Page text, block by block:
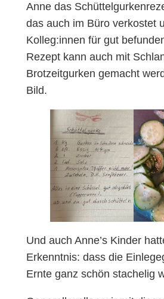
Anne das
das auch im Büro verkostet
Kolleg:innen für gut
Rezept kann auch mit
Brotzeitgurken gemacht
Bild.
Und auch Anne’s Kinder
Erkenntnis: dass die
Ernte ganz schön stachelig